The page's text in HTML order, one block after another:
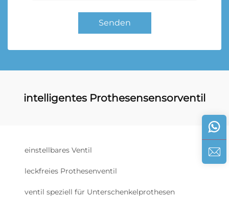
Senden
intelligentes Prothesensensorventil
einstellbares Ventil
leckfreies Prothesenventil
ventil speziell für Unterschenkelprothesen